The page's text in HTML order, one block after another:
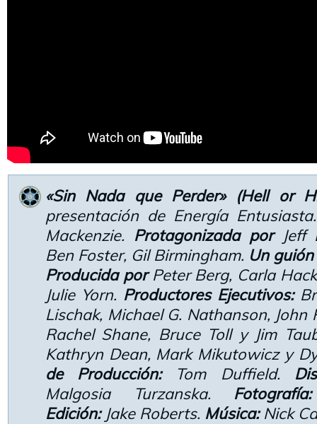
«Sin Nada que Perder» (Hell or
presentación de Energía
Mackenzie. Protagonizada porJeff
Ben Foster, Gil Birmingham. Un
Producida porPeter Berg, Carla
Julie Yorn. Productores Ejecutivos:
Lischak, Michael G. Nathanson, John
Rachel Shane, Bruce Toll y Jim
Kathryn Dean, Mark Mikutowicz y
de Producción:Tom Duffield.
Malgosia Turzanska. Fotografía:
Edición: Jake Roberts. Música:Nick